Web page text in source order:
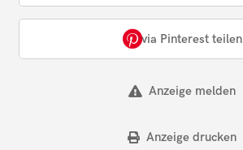
via Pinterest teilen
Anzeige melden
Anzeige drucken